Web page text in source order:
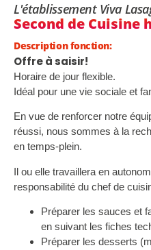
L'établissement Viva
Second de Cuisine
Description fonction:
Offre à saisir!
Horaire de jour flexible.
Idéal pour une vie sociale et
En vue de renforcer notre
réussi, nous sommes à la
en temps-plein.
Il ou elle travaillera en
responsabilité du chef de
Préparer les sauces et
en suivant les fiches
Préparer les desserts